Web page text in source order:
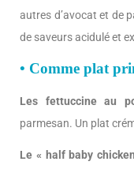
autres d’avocat et de
de saveurs acidulé et
• Comme plat
Les fettuccine au
parmesan. Un plat
Le « half baby